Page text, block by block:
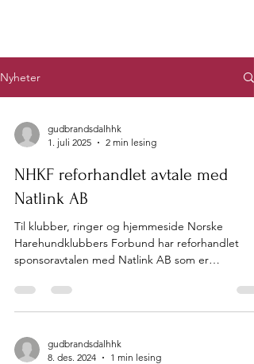
Nyheter
gudbrandsdalhhk
1. juli 2025
2 min lesing
NHKF reforhandlet avtale med
Natlink AB
Til klubber, ringer og hjemmeside Norske
Harehundklubbers Forbund har reforhandlet
sponsoravtalen med Natlink AB som er
gudbrandsdalhhk
8. des. 2024
1 min lesing